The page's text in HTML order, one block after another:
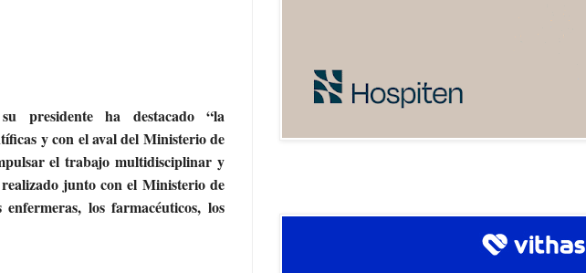
presidente ha destacado “la
y con el aval del Ministerio de
el trabajo multidisciplinar y
junto con el Ministerio de
los farmacéuticos, los